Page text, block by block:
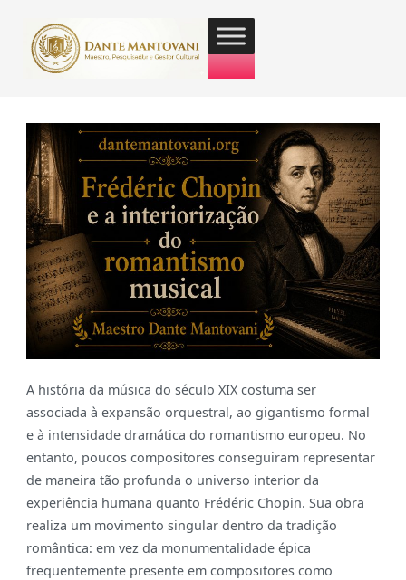
A história da música do século XIX costuma ser
associada à expansão orquestral, ao gigantismo formal
e à intensidade dramática do romantismo europeu. No
entanto, poucos compositores conseguiram representar
de maneira tão profunda o universo interior da
experiência humana quanto Frédéric Chopin. Sua obra
realiza um movimento singular dentro da tradição
romântica: em vez da monumentalidade épica
frequentemente presente em compositores como